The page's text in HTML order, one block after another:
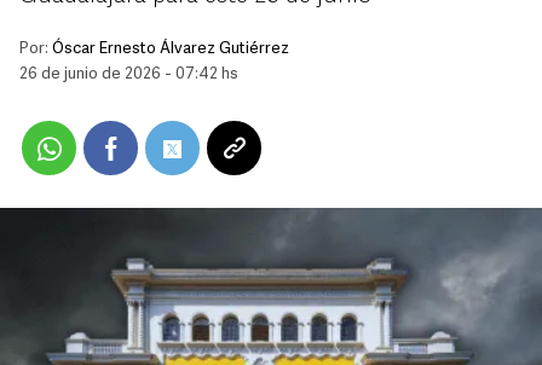
Por: Óscar Ernesto Álvarez Gutiérrez
26 de junio de 2026 - 07:42 hs